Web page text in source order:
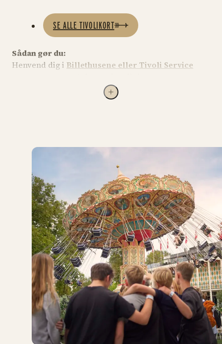
SE ALLE TIVOLIKORT
​Sådan gør du:​
Henvend dig i Billethusene eller Tivoli Service
der er inkluderet i det Tivolikort, du
F.eks. Med et Tivolikort Sølv kan du få fratrukket
prisen for 2 voksen entrébilletter samt 2
entrébilletter for børn. Læs mere om de forskellige
Tivolikorther.​
Hvis billetprisen overstiger prisen på det
Tivolikort, du vælger - udbetales
differencen ikke.​
Opgradering gælder én gang pr. samlet
kvittering.​